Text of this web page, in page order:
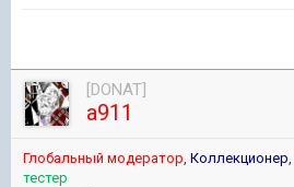
[DONAT]
a911
Глобальный модератор Коллекционер
тестер